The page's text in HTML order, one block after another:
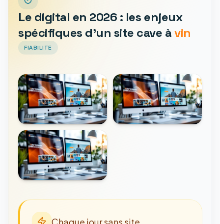
Le digital en 2026 : les enjeux
spécifiques d'un site cave àvin
FIABILITE
Chaque jour sans site